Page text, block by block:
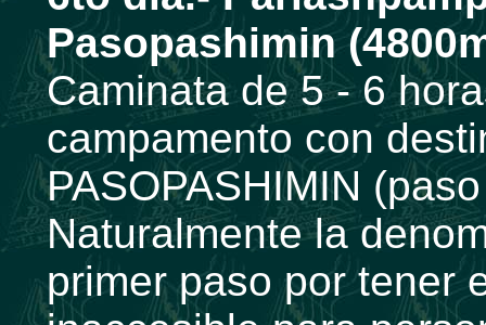
Pasopashimin
Caminata de 5 - 6
campamento con
PASOPASHIMIN
Naturalmente la
primer paso por tener